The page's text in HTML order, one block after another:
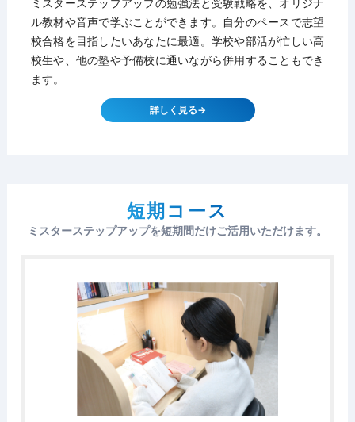
ル教材や音声で学ぶことができます。自分のペースで志望
校合格を目指したいあなたに最適。学校や部活が忙しい高
校生や、他の塾や予備校に通いながら併用することもでき
ます。
詳しく見る→
短期コース
ミスターステップアップを短期間だけご活用いただけます。